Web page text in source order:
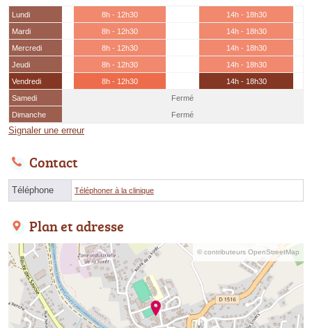
Lundi 8h - 12h30
14h - 18h30
Mardi
8h - 12h30
14h - 18h30
Mercredi
8h - 12h30
14h - 18h30
Jeudi
8h - 12h30
14h - 18h30
Vendredi
8h - 12h30
14h - 18h30
Samedi
Fermé
Dimanche
Fermé
Signaler une erreur
Contact
Téléphone Téléphoner à la clinique
Plan et adresse
© contributeurs OpenStreetMap